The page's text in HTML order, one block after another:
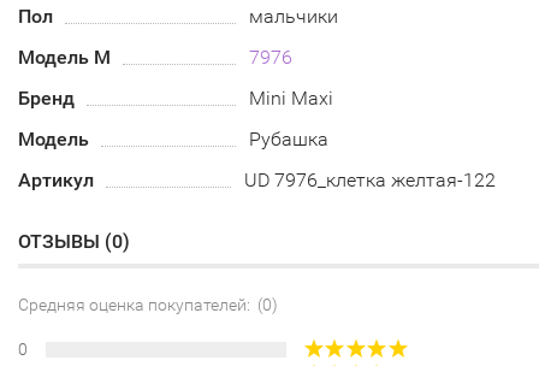
Пол
мальчики
Модель М
7976
Бренд
Mini Maxi
Модель
Рубашка
Артикул
UD 7976_клетка желтая-122
ОТЗЫВЫ (0)
Средняя оценка покупателей: (0)
0